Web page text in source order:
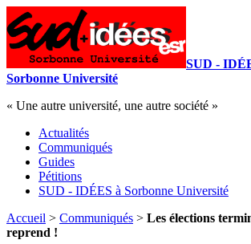
SUD -
Sorbonne Université
« Une autre université, une autre société »
Actualités
Communiqués
Guides
Pétitions
SUD - IDÉES à Sorbonne Université
Accueil > Communiqués > Les élections
reprend !